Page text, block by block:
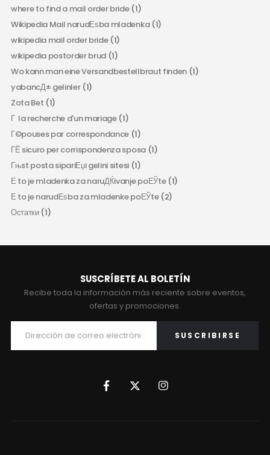
where to find a mail order bride(1)
Wikipedia Mail narudЕѕba mladenka(1)
wikipedia mail order bride(1)
wikipedia postorder brud (1)
Wo kann man eine Versandbestellbraut finden(1)
yabancД± gelinler(1)
Zota Bet (1)
Г la recherche d'un mariage(1)
Г©pouses par correspondance (1)
ГЁ sicuro per corrispondenza sposa(1)
Гњst posta sipariЕџi gelini sitesi(1)
Е to je mladenka za naruДЌivanje poЕЎte(1)
Е to je narudЕѕba za mladenke poЕЎte(2)
Остатки(1)
SUSCRÍBETE AL BOLETÍN
Recibe toda la información más reciente sobre eventos,
ofertas y promociones.